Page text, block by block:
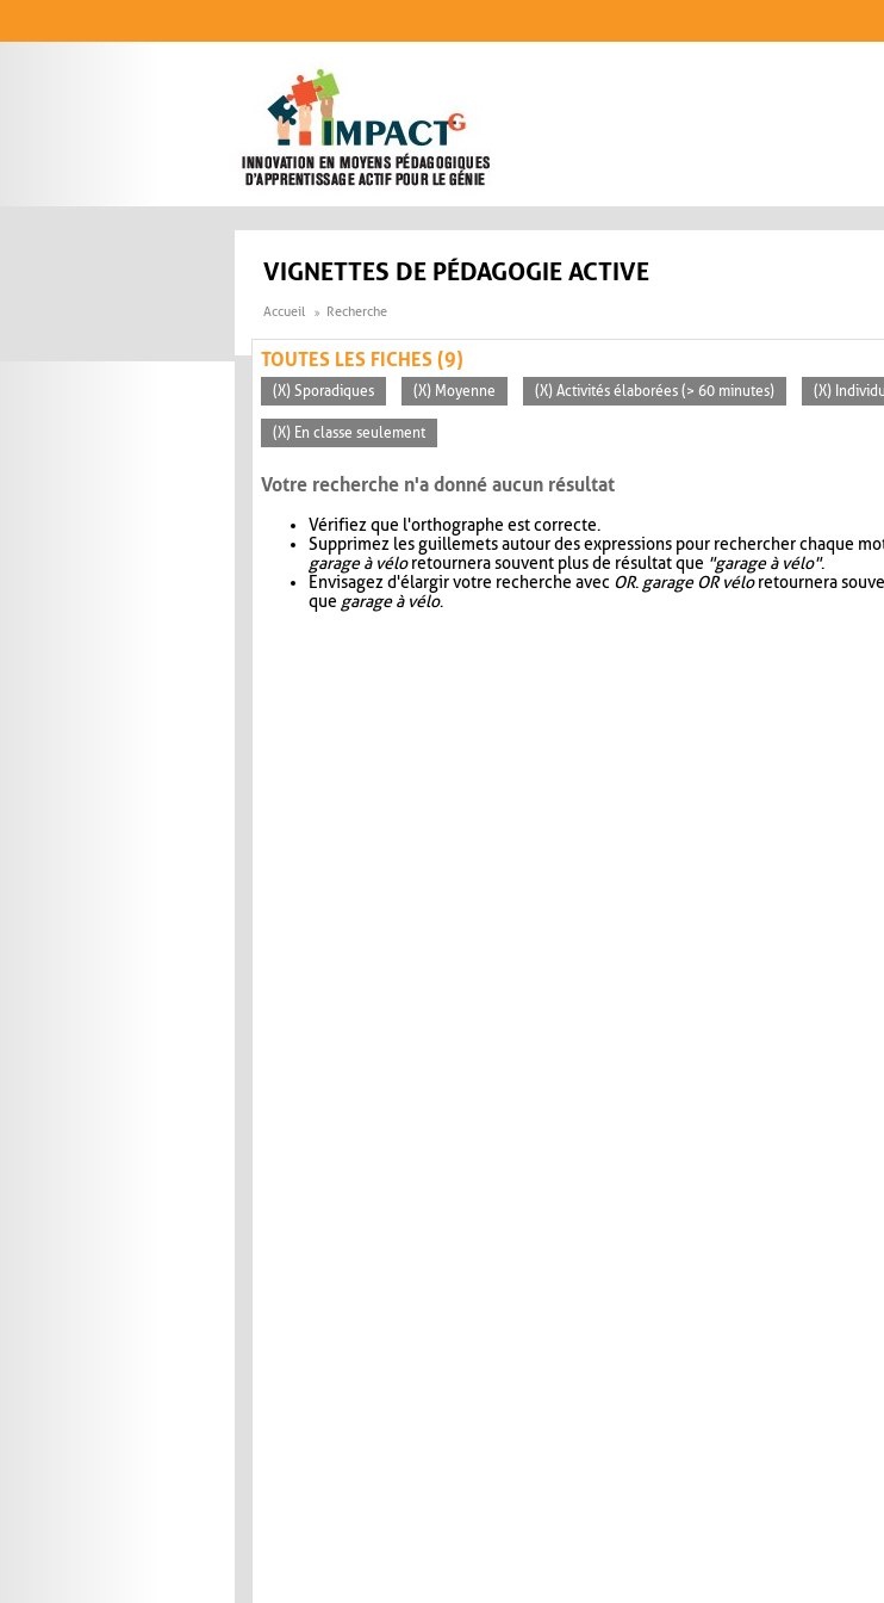
VIGNETTES DE PÉDAGOGIE ACTIVE
Accueil Recherche
TOUTES LES FICHES (9)
(X) Sporadiques (X) Moyenne (X) Activités élaborées (> 60 minutes) (X)
(X) En classe seulement
Votre recherche n'a donné aucun résultat
Vérifiez que l'orthographe est correcte.
Supprimez les guillemets autour des expressions pour rechercher chaque
garage à véloretournera souvent plus de résultat que "garage à vélo".
Envisagez d'élargir votre recherche avec OR. garage OR véloretournera
que garage à vélo.